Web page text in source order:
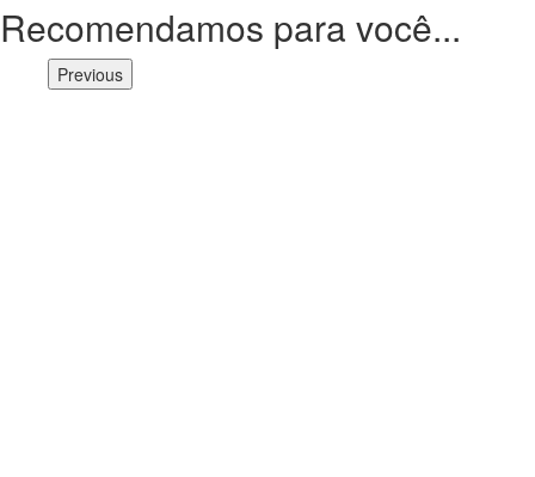
Recomendamos para você...
Previous